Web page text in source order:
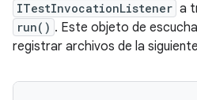
ITestInvocationListener a
run() . Este objeto de
registrar archivos de la